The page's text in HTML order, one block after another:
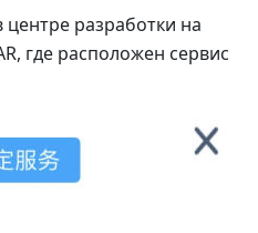
центре разработки на
где расположен сервис